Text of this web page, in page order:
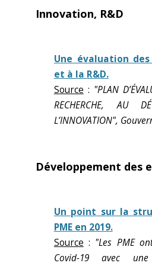
Innovation, R&D
Une évaluation
et à la R&D.
Source : "PLAN
RECHERCHE, AU
L’INNOVATION",
Développement des
Un point sur la
PME en 2019.
Source : "Les PME
Covid-19 avec